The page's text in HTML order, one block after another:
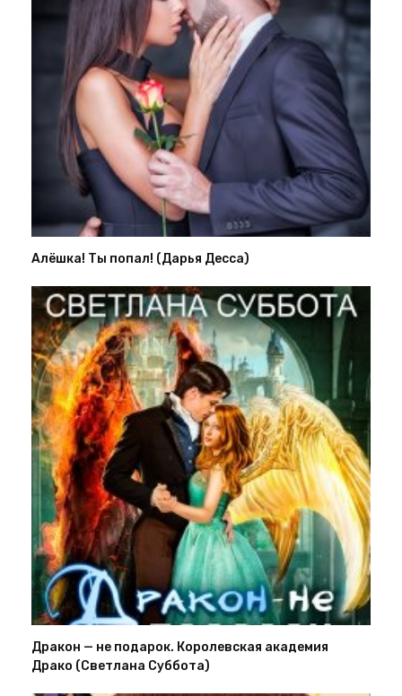
Алёшка! Ты попал! (Дарья Десса)
Дракон — не подарок. Королевская академия
Драко (Светлана Суббота)